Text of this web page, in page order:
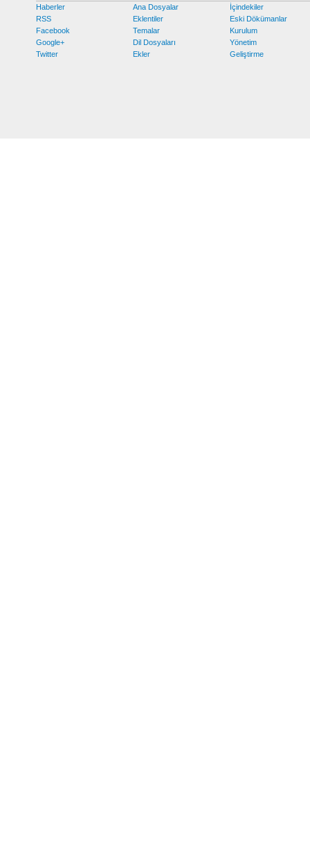
Haberler
RSS
Facebook
Google+
Twitter
Ana Dosyalar
Eklentiler
Temalar
Dil Dosyaları
Ekler
İçindekiler
Eski Dökümanlar
Kurulum
Yönetim
Geliştirme